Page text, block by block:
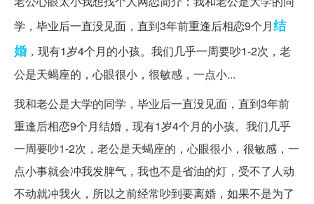
学，毕业后一直没见面，直到3年前重逢后相恋9个月结
婚，现有1岁4个月的小孩。我们几乎一周要吵1-2次，老
公是天蝎座的，心眼很小，很敏感，一点小...
我和老公是大学的同学，毕业后一直没见面，直到3年前
重逢后相恋9个月结婚，现有1岁4个月的小孩。我们几乎
一周要吵1-2次，老公是天蝎座的，心眼很小，很敏感，一
点小事就会冲我发脾气，我也不是省油的灯，受不了人动
不动就冲我火，所以之前经常吵到要离婚，如果不是为了